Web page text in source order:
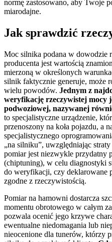
normę zastosowano, aby Twoje
miarodajne.
Jak sprawdzić
Moc silnika podana w dowodzie
producenta jest wartością
mierzoną w określonych
silnik faktycznie generuje, może
wielu powodów. Jednym z
weryfikację rzeczywistej mocy
podwoziowej, nazywanej
to specjalistyczne urządzenie,
przenoszony na koła pojazdu, a
specjalistycznego
„na silniku”, uwzględniając
pomiar jest niezwykle przydatny
(chiptuning), w celu diagnostyki
do weryfikacji, czy deklarowane
zgodne z rzeczywistością.
Pomiar na hamowni dostarcza
momentu obrotowego w całym
pozwala ocenić jego krzywe
ewentualne niedomagania lub
nieocenione dla tunerów, którzy